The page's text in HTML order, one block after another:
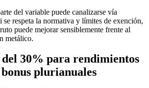
del variable puede canalizarse vía
respeta la normativa y límites de exención,
puede mejorar sensiblemente frente al
metálico.
del 30% para rendimientos
plurianuales